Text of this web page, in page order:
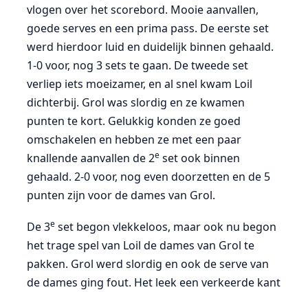
vlogen over het scorebord. Mooie aanvallen,
goede serves en een prima pass. De eerste set
werd hierdoor luid en duidelijk binnen gehaald.
1-0 voor, nog 3 sets te gaan. De tweede set
verliep iets moeizamer, en al snel kwam Loil
dichterbij. Grol was slordig en ze kwamen
punten te kort. Gelukkig konden ze goed
omschakelen en hebben ze met een paar
knallende aanvallen de 2eset ook binnen
gehaald. 2-0 voor, nog even doorzetten en de 5
punten zijn voor de dames van Grol.
De 3eset begon vlekkeloos, maar ook nu begon
het trage spel van Loil de dames van Grol te
pakken. Grol werd slordig en ook de serve van
de dames ging fout. Het leek een verkeerde kant